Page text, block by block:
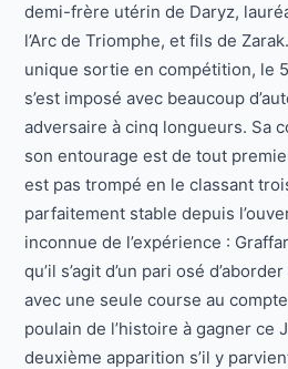
demi-frère utérin de Daryz,
l’Arc de Triomphe, et fils de
unique sortie en compétition, le
s’est imposé avec beaucoup
adversaire à cinq longueurs. Sa
son entourage est de tout
est pas trompé en le classant
parfaitement stable depuis
inconnue de l’expérience :
qu’il s’agit d’un pari osé
avec une seule course au
poulain de l’histoire à gagner ce
deuxième apparition s’il y